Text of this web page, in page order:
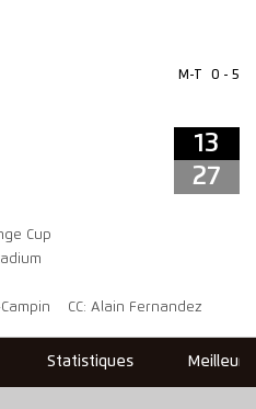
M-T 0 - 5
13
27
Cup
CC: Alain Fernandez
Statistiques